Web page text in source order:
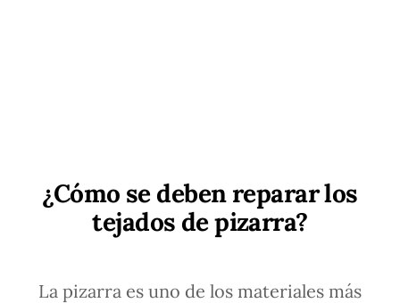
¿Cómo se deben reparar los
tejados de pizarra?
La pizarra es uno de los materiales más